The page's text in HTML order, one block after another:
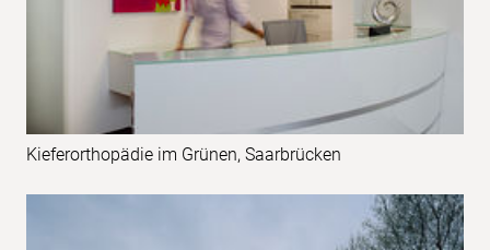
Kieferorthopädie im Grünen, Saarbrücken